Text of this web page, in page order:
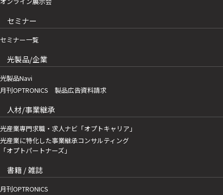
セミナー
セミナー一覧
光製品/企業
光製品Navi
月刊OPTRONICS 製品広告資料請求
人材/事業継承
光産業専門求職・求人ナビ「オプトキャリア」
光産業に特化した事業継承コンサルティング
「オプトパートナーズ」
書籍 / 雑誌
月刊OPTRONICS